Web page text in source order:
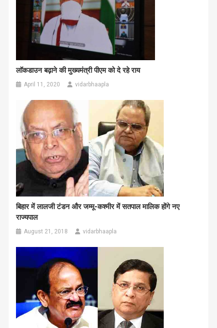
लॉकडाउन बढ़ाने की मुख्यमंत्री पीएम को दे रहे राय
April 11, 2020 vidarbhaapla
बिहार में लालजी टंडन और जम्मू-कश्मीर में सतपाल मालिक होंगे नए
राज्यपाल
August 21, 2018 vidarbhaapla